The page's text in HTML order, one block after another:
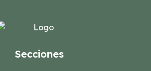
Secciones